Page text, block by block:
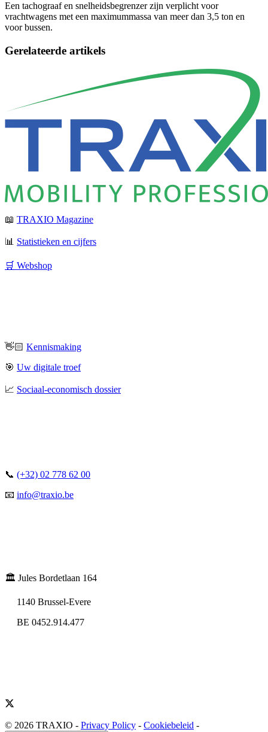
Een tachograaf en snelheidsbegrenzer zijn verplicht voor
vrachtwagens met een maximummassa van meer dan 3,5 ton en
voor bussen.
Gerelateerde artikels
📖 TRAXIO Magazine
📊 Statistieken en cijfers
🛒 Webshop
👋🏻 Kennismaking
🎯 Uw digitale troef
📈 Sociaal-economisch dossier
📞 (+32) 02 778 62 00
📧 info@traxio.be
🏛️ Jules Bordetlaan 164
1140 Brussel-Evere
BE 0452.914.477
© 2026 TRAXIO - Privacy Policy - Cookiebeleid -